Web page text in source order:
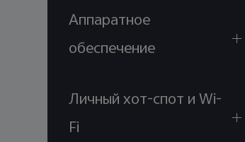
Аппаратное
обеспечение
Личный хот-спот и Wi-
Fi